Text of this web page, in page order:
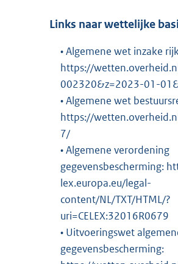
Links naar wettelijke
• Algemene wet inzake
https://
002320&z=2023-01-
• Algemene wet
https://
7/
• Algemene verordening
gegevensbescherming:
lex.europa.eu/legal-
content/NL/TXT/HTML/?
uri=CELEX:32016R0679
• Uitvoeringswet
gegevensbescherming: